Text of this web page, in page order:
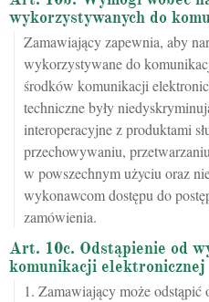
wykorzystywanych do
Zamawiający zapewnia, aby
wykorzystywane do
środków komunikacji
techniczne były
interoperacyjne z produktami
przechowywaniu,
w powszechnym użyciu oraz
wykonawcom dostępu do
zamówienia.
Art. 10c. Odstąpienie od
komunikacji elektronicznej
1. Zamawiający może